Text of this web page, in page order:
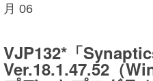
月 06
VJP132*「
Ver.18.1.47.52（